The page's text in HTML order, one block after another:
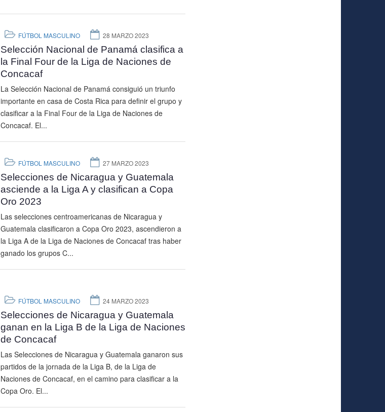
FÚTBOL MASCULINO 28 MARZO 2023
Selección Nacional de Panamá clasifica a
la Final Four de la Liga de Naciones de
Concacaf
La Selección Nacional de Panamá consiguió un triunfo
importante en casa de Costa Rica para definir el grupo y
clasificar a la Final Four de la Liga de Naciones de
Concacaf. El...
FÚTBOL MASCULINO 27 MARZO 2023
Selecciones de Nicaragua y Guatemala
asciende a la Liga A y clasifican a Copa
Oro 2023
Las selecciones centroamericanas de Nicaragua y
Guatemala clasificaron a Copa Oro 2023, ascendieron a
la Liga A de la Liga de Naciones de Concacaf tras haber
ganado los grupos C...
FÚTBOL MASCULINO 24 MARZO 2023
Selecciones de Nicaragua y Guatemala
ganan en la Liga B de la Liga de Naciones
de Concacaf
Las Selecciones de Nicaragua y Guatemala ganaron sus
partidos de la jornada de la Liga B, de la Liga de
Naciones de Concacaf, en el camino para clasificar a la
Copa Oro. El...